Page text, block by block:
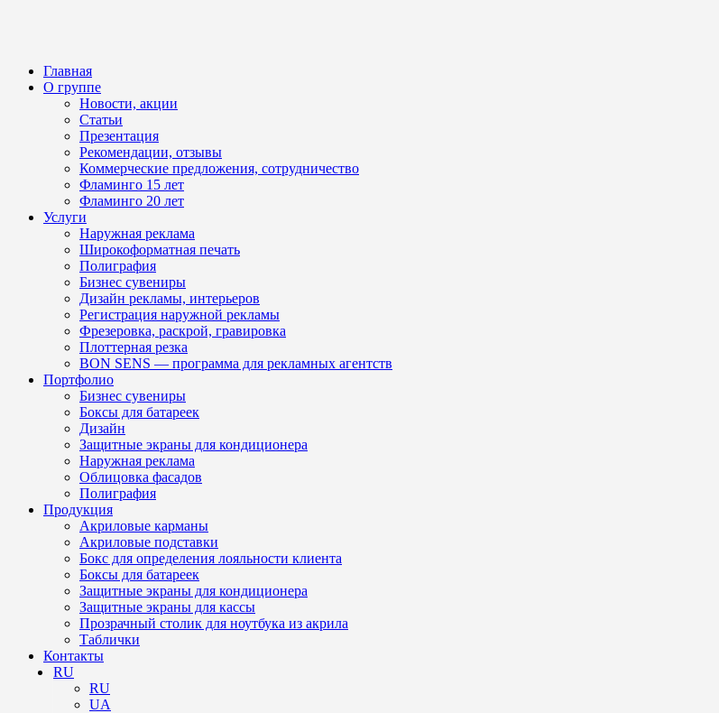
Главная
О группе
Новости, акции
Статьи
Презентация
Рекомендации, отзывы
Коммерческие предложения, сотрудничество
Фламинго 15 лет
Фламинго 20 лет
Услуги
Наружная реклама
Широкоформатная печать
Полиграфия
Бизнес сувениры
Дизайн рекламы, интерьеров
Регистрация наружной рекламы
Фрезеровка, раскрой, гравировка
Плоттерная резка
BON SENS — программа для рекламных агентств
Портфолио
Бизнес сувениры
Боксы для батареек
Дизайн
Защитные экраны для кондиционера
Наружная реклама
Облицовка фасадов
Полиграфия
Продукция
Акриловые карманы
Акриловые подставки
Бокс для определения лояльности клиента
Боксы для батареек
Защитные экраны для кондиционера
Защитные экраны для кассы
Прозрачный столик для ноутбука из акрила
Таблички
Контакты
RU
RU
UA